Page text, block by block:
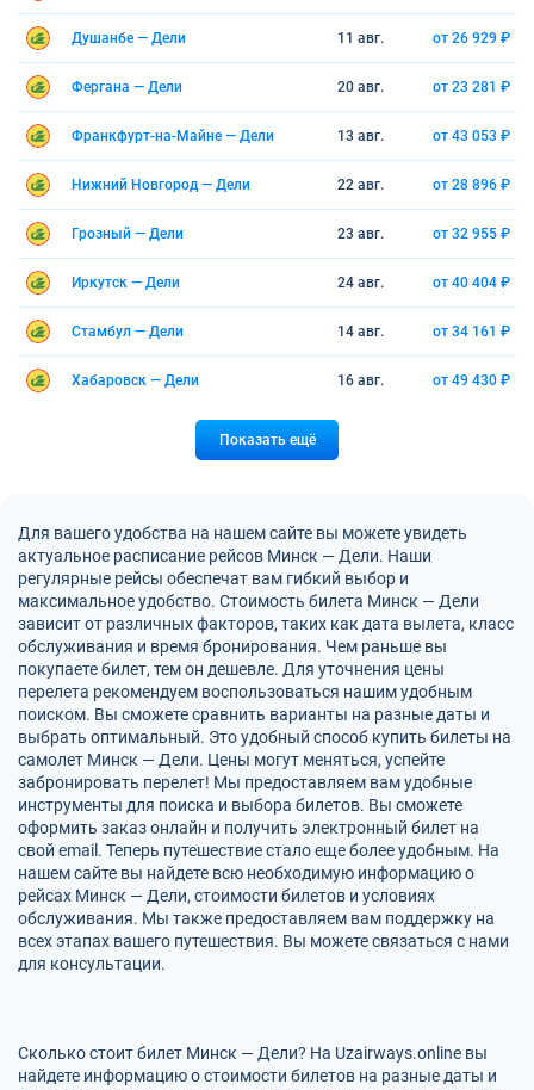
Душанбе — Дели 11 авг. от 26 929 ₽
Фергана — Дели 20 авг. от 23 281 ₽
Франкфурт-на-Майне — Дели 13 авг. от 43 053 ₽
Нижний Новгород — Дели 22 авг. от 28 896 ₽
Грозный — Дели 23 авг. от 32 955 ₽
Иркутск — Дели 24 авг. от 40 404 ₽
Стамбул — Дели 14 авг. от 34 161 ₽
Хабаровск — Дели 16 авг. от 49 430 ₽
Показать ещё
Для вашего удобства на нашем сайте вы можете увидеть
актуальное расписание рейсов Минск — Дели. Наши
регулярные рейсы обеспечат вам гибкий выбор и
максимальное удобство. Стоимость билета Минск — Дели
зависит от различных факторов, таких как дата вылета, класс
обслуживания и время бронирования. Чем раньше вы
покупаете билет, тем он дешевле. Для уточнения цены
перелета рекомендуем воспользоваться нашим удобным
поиском. Вы сможете сравнить варианты на разные даты и
выбрать оптимальный. Это удобный способ купить билеты на
самолет Минск — Дели. Цены могут меняться, успейте
забронировать перелет! Мы предоставляем вам удобные
инструменты для поиска и выбора билетов. Вы сможете
оформить заказ онлайн и получить электронный билет на
свой email. Теперь путешествие стало еще более удобным. На
нашем сайте вы найдете всю необходимую информацию о
рейсах Минск — Дели, стоимости билетов и условиях
обслуживания. Мы также предоставляем вам поддержку на
всех этапах вашего путешествия. Вы можете связаться с нами
для консультации.
Сколько стоит билет Минск — Дели? На Uzairways.online вы
найдете информацию о стоимости билетов на разные даты и